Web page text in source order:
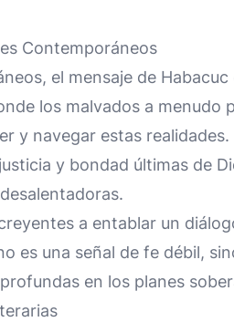
Contemporáneos
el mensaje de
los malvados a menudo
y navegar estas
y bondad últimas de
a entablar un
es una señal de fe débil,
en los planes